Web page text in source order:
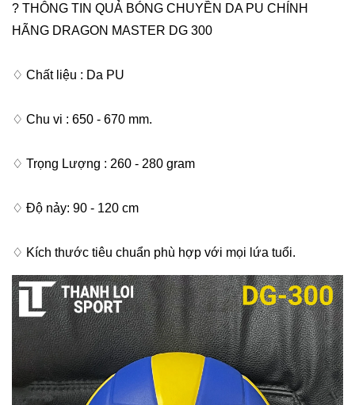
? THÔNG TIN QUẢ BÓNG CHUYỀN DA PU CHÍNH
HÃNG DRAGON MASTER DG 300
♢ Chất liệu : Da PU
♢ Chu vi : 650 - 670 mm.
♢ Trọng Lượng : 260 - 280 gram
♢ Độ nảy: 90 - 120 cm
♢ Kích thước tiêu chuẩn phù hợp với mọi lứa tuổi.